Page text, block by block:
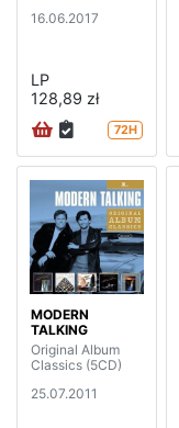
16.06.2017
LP
128,89 zł
72H
MODERN
TALKING
Original Album
Classics (5CD)
25.07.2011